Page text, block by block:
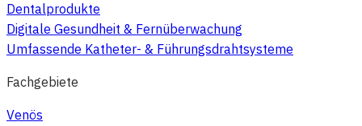
Dentalprodukte
Digitale Gesundheit & Fernüberwachung
Umfassende Katheter- & Führungsdrahtsysteme
Fachgebiete
Venös